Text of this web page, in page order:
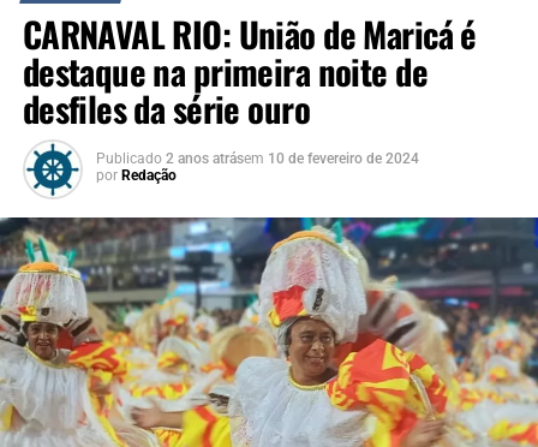
CARNAVAL RIO: União de Maricá é
destaque na primeira noite de
desfiles da série ouro
Publicado 2 anos atrásem 10 de fevereiro de 2024
por Redação